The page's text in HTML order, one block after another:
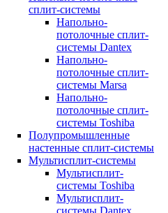
сплит-системы
Напольно-
потолочные сплит-
системы Dantex
Напольно-
потолочные сплит-
системы Marsa
Напольно-
потолочные сплит-
системы Toshiba
Полупромышленные
настенные сплит-системы
Мультисплит-системы
Мультисплит-
системы Toshiba
Мультисплит-
системы Dantex